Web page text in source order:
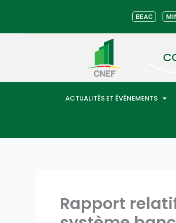
contenu
BEAC
ACTUALITÉS ET ÉVÈNEMENTS
Rapport